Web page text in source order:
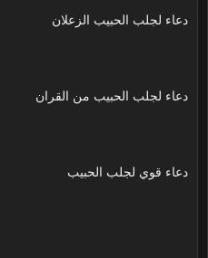
دعاء لجلب الحبيب الزعلان
دعاء لجلب الحبيب من القران
دعاء قوي لجلب الحبيب